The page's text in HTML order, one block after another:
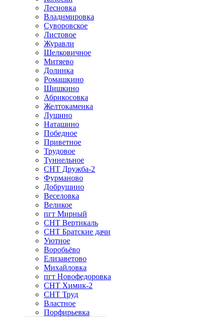
Лесновка
Владимировка
Суворовское
Листовое
Журавли
Шелковичное
Митяево
Долинка
Ромашкино
Шишкино
Абрикосовка
Желтокаменка
Лушино
Наташино
Победное
Приветное
Трудовое
Туннельное
СНТ Дружба-2
Фурманово
Добрушино
Веселовка
Великое
пгт Мирный
СНТ Вертикаль
СНТ Братские дачи
Уютное
Воробьёво
Елизаветово
Михайловка
пгт Новофедоровка
СНТ Химик-2
СНТ Труд
Властное
Порфирьевка